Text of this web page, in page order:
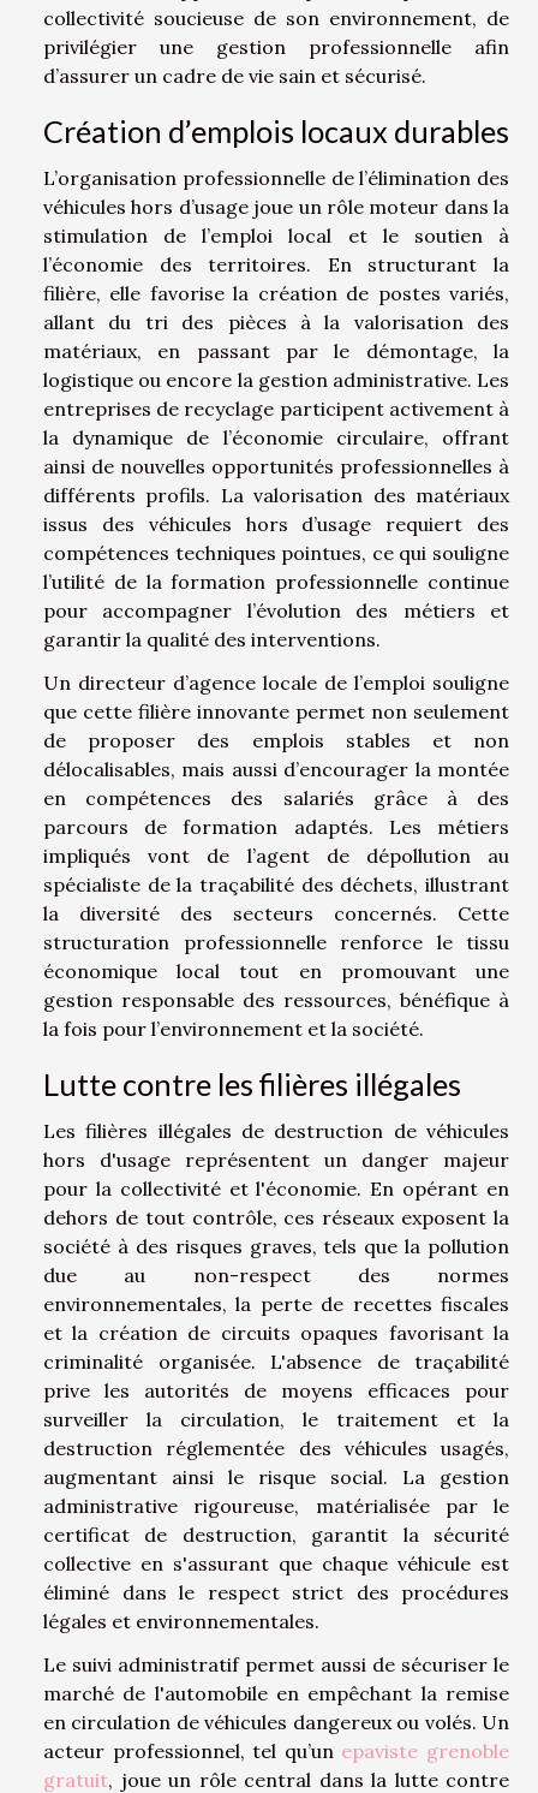
collectivité soucieuse de son environnement, de
privilégier une gestion professionnelle afin
d’assurer un cadre de vie sain et sécurisé.
Création d’emplois locaux durables
L’organisation professionnelle de l’élimination des
véhicules hors d’usage joue un rôle moteur dans la
stimulation de l’emploi local et le soutien à
l’économie des territoires. En structurant la
filière, elle favorise la création de postes variés,
allant du tri des pièces à la valorisation des
matériaux, en passant par le démontage, la
logistique ou encore la gestion administrative. Les
entreprises de recyclage participent activement à
la dynamique de l’économie circulaire, offrant
ainsi de nouvelles opportunités professionnelles à
différents profils. La valorisation des matériaux
issus des véhicules hors d’usage requiert des
compétences techniques pointues, ce qui souligne
l’utilité de la formation professionnelle continue
pour accompagner l’évolution des métiers et
garantir la qualité des interventions.
Un directeur d’agence locale de l’emploi souligne
que cette filière innovante permet non seulement
de proposer des emplois stables et non
délocalisables, mais aussi d’encourager la montée
en compétences des salariés grâce à des
parcours de formation adaptés. Les métiers
impliqués vont de l’agent de dépollution au
spécialiste de la traçabilité des déchets, illustrant
la diversité des secteurs concernés. Cette
structuration professionnelle renforce le tissu
économique local tout en promouvant une
gestion responsable des ressources, bénéfique à
la fois pour l’environnement et la société.
Lutte contre les filières illégales
Les filières illégales de destruction de véhicules
hors d'usage représentent un danger majeur
pour la collectivité et l'économie. En opérant en
dehors de tout contrôle, ces réseaux exposent la
société à des risques graves, tels que la pollution
due au non-respect des normes
environnementales, la perte de recettes fiscales
et la création de circuits opaques favorisant la
criminalité organisée. L'absence de traçabilité
prive les autorités de moyens efficaces pour
surveiller la circulation, le traitement et la
destruction réglementée des véhicules usagés,
augmentant ainsi le risque social. La gestion
administrative rigoureuse, matérialisée par le
certificat de destruction, garantit la sécurité
collective en s'assurant que chaque véhicule est
éliminé dans le respect strict des procédures
légales et environnementales.
Le suivi administratif permet aussi de sécuriser le
marché de l'automobile en empêchant la remise
en circulation de véhicules dangereux ou volés. Un
acteur professionnel, tel qu’un epaviste grenoble
gratuit, joue un rôle central dans la lutte contre